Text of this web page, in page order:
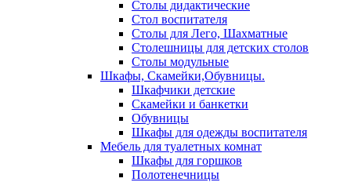
Столы дидактические
Стол воспитателя
Столы для Лего, Шахматные
Столешницы для детских столов
Столы модульные
Шкафы, Скамейки,Обувницы.
Шкафчики детские
Скамейки и банкетки
Обувницы
Шкафы для одежды воспитателя
Мебель для туалетных комнат
Шкафы для горшков
Полотенечницы